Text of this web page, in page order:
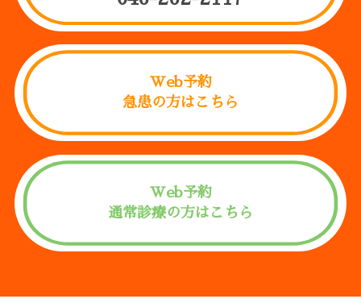
Web予約
急患の方はこちら
Web予約
通常診療の方はこちら